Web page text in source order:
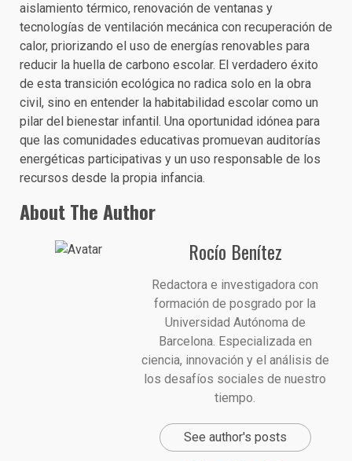
aislamiento térmico, renovación de ventanas y
tecnologías de ventilación mecánica con recuperación de
calor, priorizando el uso de energías renovables para
reducir la huella de carbono escolar. El verdadero éxito
de esta transición ecológica no radica solo en la obra
civil, sino en entender la habitabilidad escolar como un
pilar del bienestar infantil. Una oportunidad idónea para
que las comunidades educativas promuevan auditorías
energéticas participativas y un uso responsable de los
recursos desde la propia infancia.
About The Author
Rocío Benítez
Redactora e investigadora con
formación de posgrado por la
Universidad Autónoma de
Barcelona. Especializada en
ciencia, innovación y el análisis de
los desafíos sociales de nuestro
tiempo.
See author's posts